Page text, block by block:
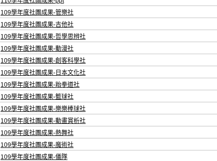
109學年度社團成果-管樂社
109學年度社團成果-吉他社
109學年度社團成果-哲學思辨社
109學年度社團成果-動漫社
109學年度社團成果-創客科學社
109學年度社團成果-日本文化社
109學年度社團成果-跆拳道社
109學年度社團成果-籃球社
109學年度社團成果-樂樂棒球社
109學年度社團成果-動畫賞析社
109學年度社團成果-熱舞社
109學年度社團成果-魔術社
109學年度社團成果-儀隊